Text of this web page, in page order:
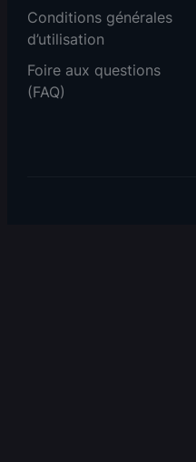
Conditions générales
d’utilisation
Foire aux questions
(FAQ)